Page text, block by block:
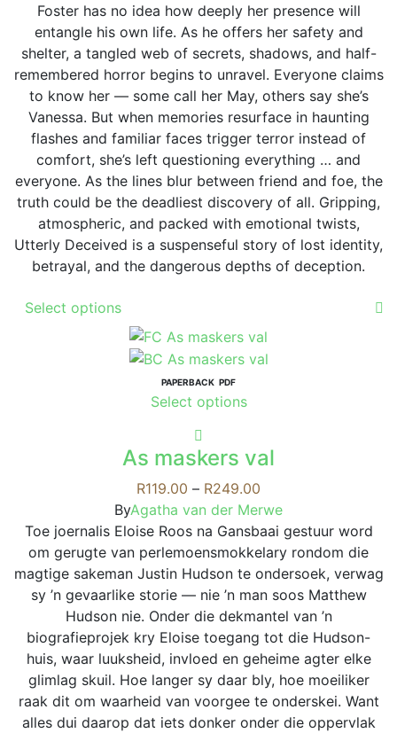
chosen
on
the
product
page
Foster has no idea how deeply her presence will
entangle his own life. As he offers her safety and
shelter, a tangled web of secrets, shadows, and half-
remembered horror begins to unravel. Everyone claims
to know her — some call her May, others say she’s
Vanessa. But when memories resurface in haunting
flashes and familiar faces trigger terror instead of
comfort, she’s left questioning everything … and
everyone. As the lines blur between friend and foe, the
truth could be the deadliest discovery of all. Gripping,
atmospheric, and packed with emotional twists,
Utterly Deceived is a suspenseful story of lost identity,
betrayal, and the dangerous depths of deception.
Select options
product
has
multiple
variants.
The
may
be
chosen
on
the
product
page
PAPERBACK PDF
Select optionsThis
multiple
variants.
The
options
may
be
chosen
on
the
product
page
As maskers val
R119.00 – R249.00
range:
R119.00
through
R249.00
ByAgatha van der Merwe
Toe joernalis Eloise Roos na Gansbaai gestuur word
om gerugte van perlemoensmokkelary rondom die
magtige sakeman Justin Hudson te ondersoek, verwag
sy ’n gevaarlike storie — nie ’n man soos Matthew
Hudson nie. Onder die dekmantel van ’n
biografieprojek kry Eloise toegang tot die Hudson-
huis, waar luuksheid, invloed en geheime agter elke
glimlag skuil. Hoe langer sy daar bly, hoe moeiliker
raak dit om waarheid van voorgee te onderskei. Want
alles dui daarop dat iets donker onder die oppervlak